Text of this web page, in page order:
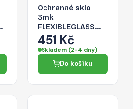
Ochranné sklo
3mk
FLEXIBLEGLASS
pro iPhone 13 Pro -
čirá
451 Kč
Skladem (2-4 dny)
Do košíku